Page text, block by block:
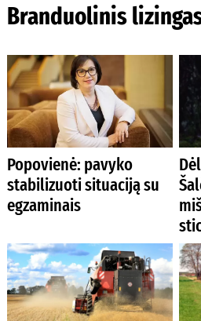
Branduolinis
Popovienė: pavyko
stabilizuoti situaciją su
egzaminais